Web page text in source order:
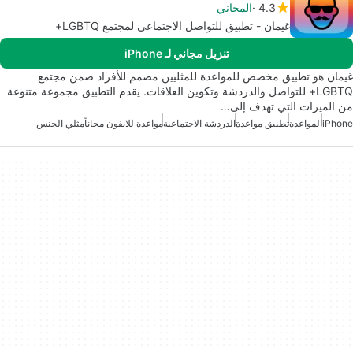
4.3 المجاني
غيمان - تطبيق للتواصل الاجتماعي لمجتمع LGBTQ+
تنزيل مجاني لـ iPhone
غيمان هو تطبيق مخصص للمواعدة للمثليين مصمم للأفراد ضمن مجتمع
LGBTQ+ للتواصل والدردشة وتكوين العلاقات. يقدم التطبيق مجموعة متنوعة
من الميزات التي تهدف إلى…
iPhoneالمواعدةتطبيق مواعدةالدردشة الاجتماعيةمواعدة للايفون مجاناًمثلي الجنس